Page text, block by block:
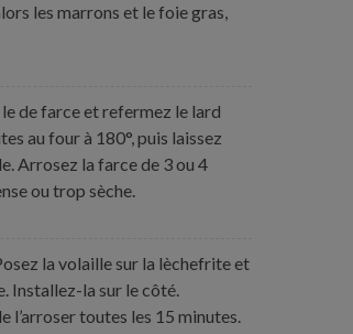
les marrons et le foie gras,
de farce et refermez le lard
au four à 180°, puis laissez
Arrosez la farce de 3 ou 4
ou trop sèche.
la volaille sur la lèchefrite et
Installez-la sur le côté.
l’arroser toutes les 15 minutes.